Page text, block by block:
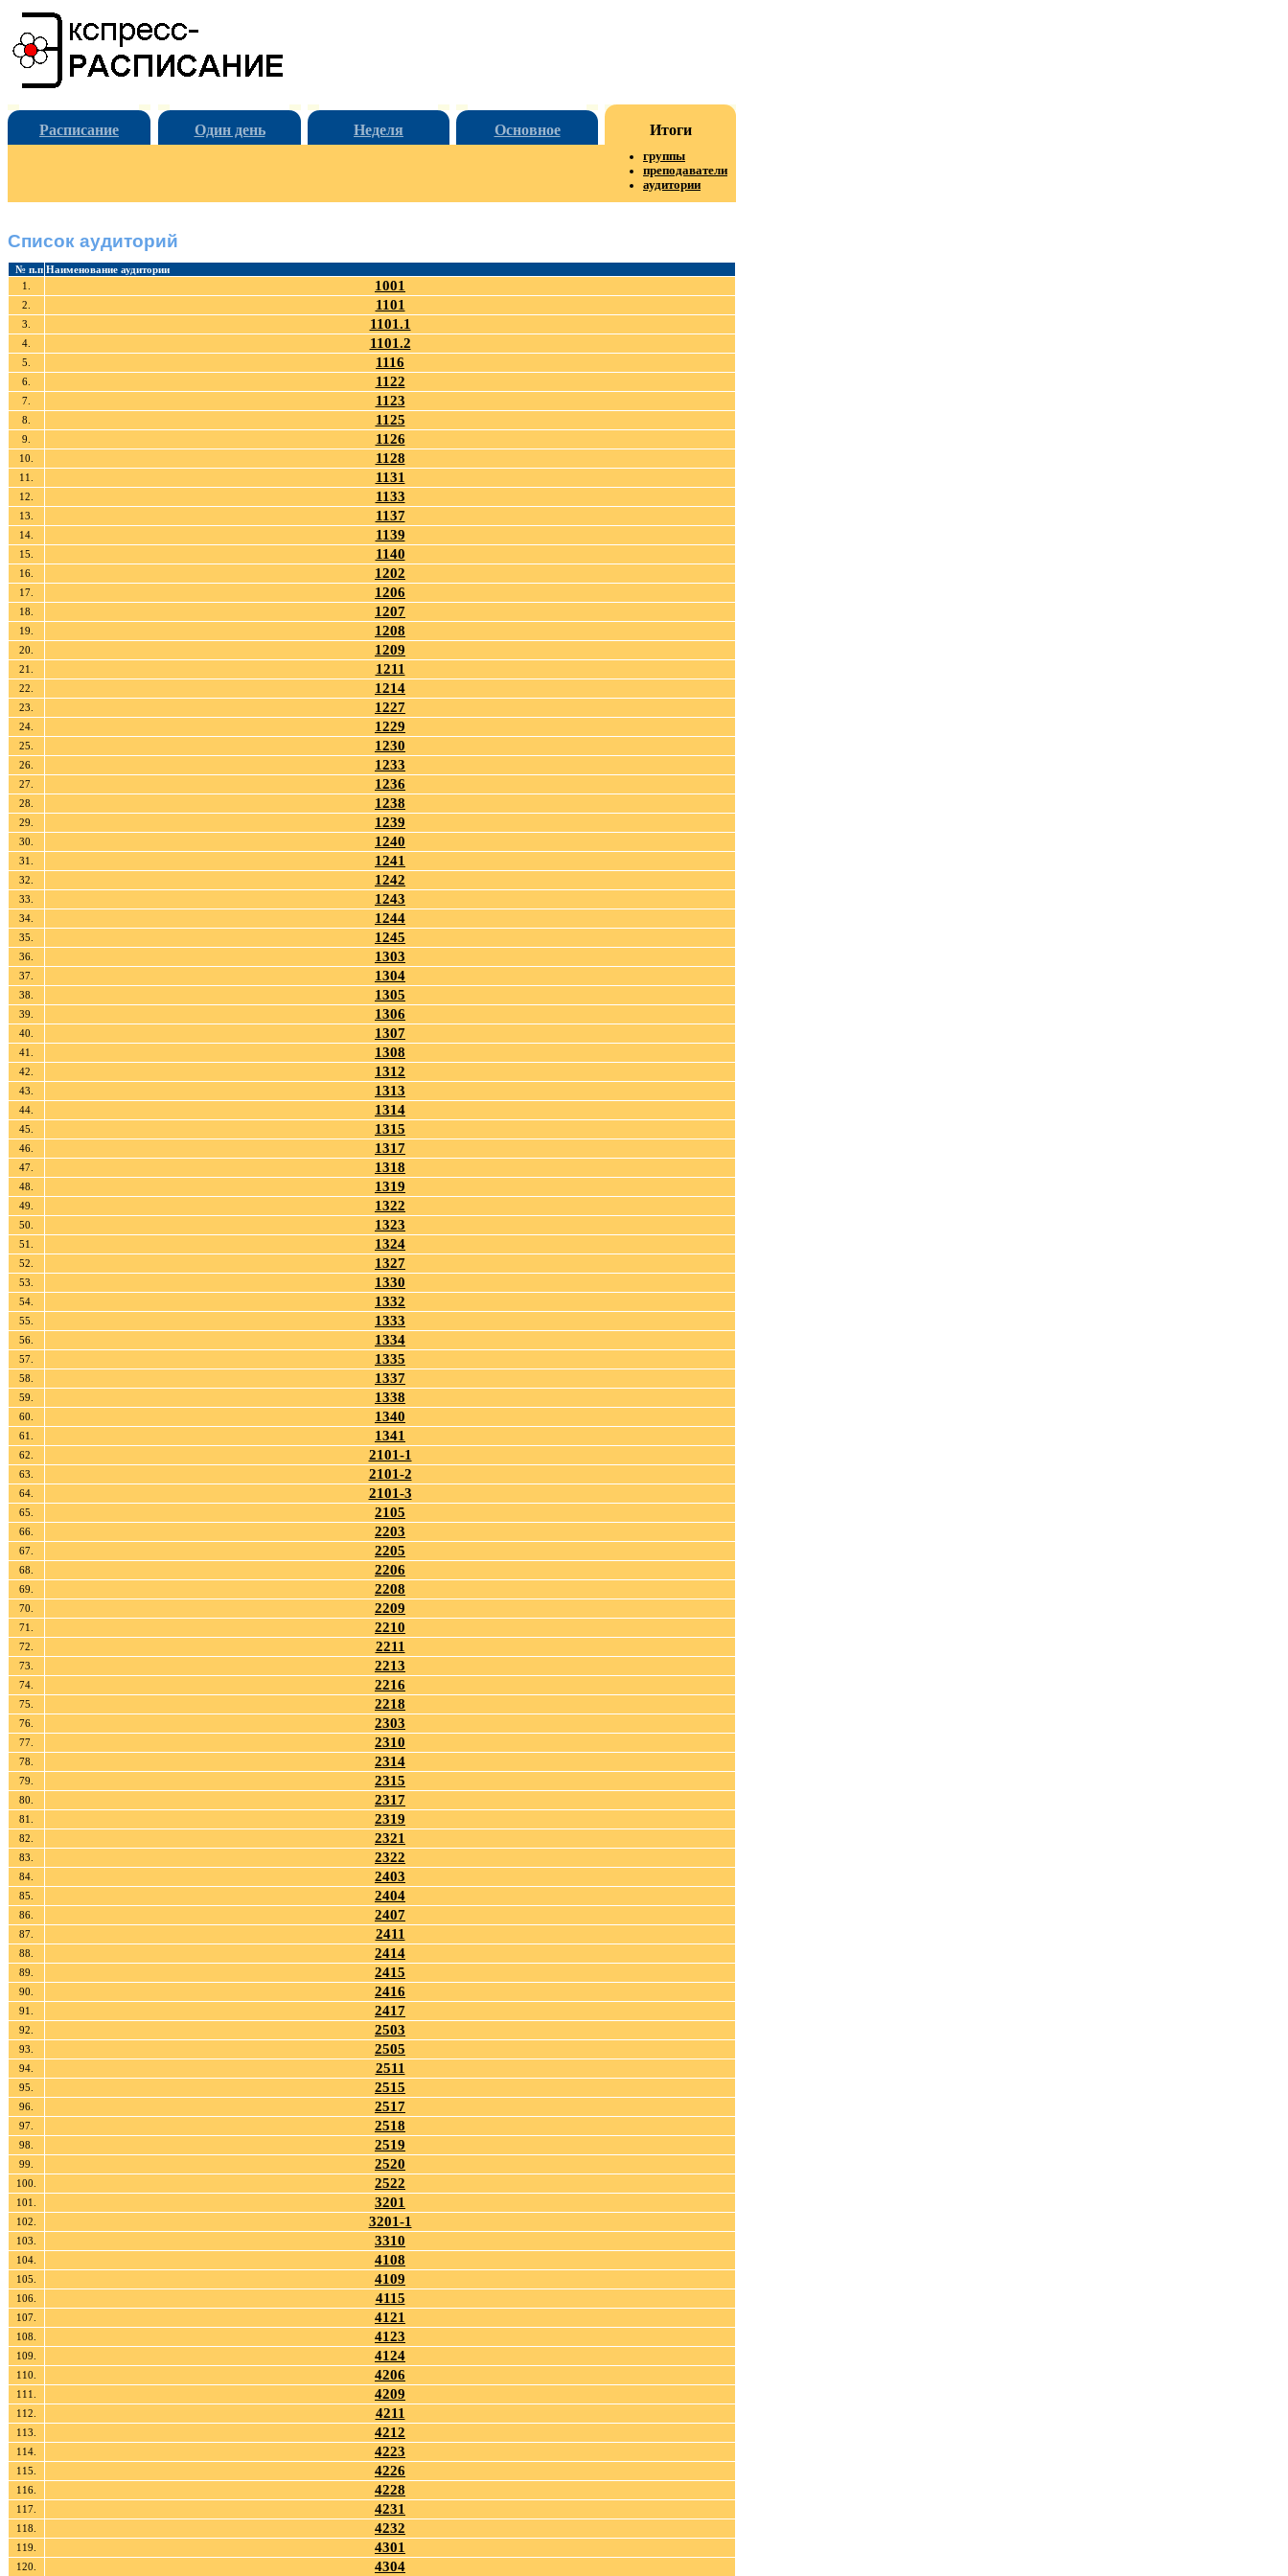
Расписание Один день Неделя Основное Итоги
группы
преподаватели
аудитории
Список аудиторий
№ п.п Наименование аудитории
1.
1001
2. 1101
3. 1101.1
4. 1101.2
5. 1116
6. 1122
7. 1123
8. 1125
9. 1126
10. 1128
11. 1131
12. 1133
13. 1137
14. 1139
15. 1140
16. 1202
17. 1206
18. 1207
19. 1208
20. 1209
21. 1211
22. 1214
23. 1227
24. 1229
25. 1230
26. 1233
27. 1236
28. 1238
29. 1239
30. 1240
31. 1241
32. 1242
33. 1243
34. 1244
35. 1245
36. 1303
37. 1304
38. 1305
39. 1306
40. 1307
41. 1308
42. 1312
43. 1313
44. 1314
45. 1315
46. 1317
47. 1318
48. 1319
49. 1322
50. 1323
51. 1324
52. 1327
53. 1330
54. 1332
55. 1333
56. 1334
57. 1335
58. 1337
59. 1338
60. 1340
61. 1341
62. 2101-1
63. 2101-2
64. 2101-3
65. 2105
66. 2203
67. 2205
68. 2206
69. 2208
70. 2209
71. 2210
72. 2211
73. 2213
74. 2216
75. 2218
76. 2303
77. 2310
78. 2314
79. 2315
80. 2317
81. 2319
82. 2321
83. 2322
84. 2403
85. 2404
86. 2407
87. 2411
88. 2414
89. 2415
90. 2416
91. 2417
92. 2503
93. 2505
94. 2511
95. 2515
96. 2517
97. 2518
98. 2519
99. 2520
100. 2522
101. 3201
102. 3201-1
103. 3310
104. 4108
105. 4109
106. 4115
107. 4121
108. 4123
109. 4124
110. 4206
111. 4209
112. 4211
113. 4212
114. 4223
115. 4226
116. 4228
117. 4231
118. 4232
119. 4301
120. 4304